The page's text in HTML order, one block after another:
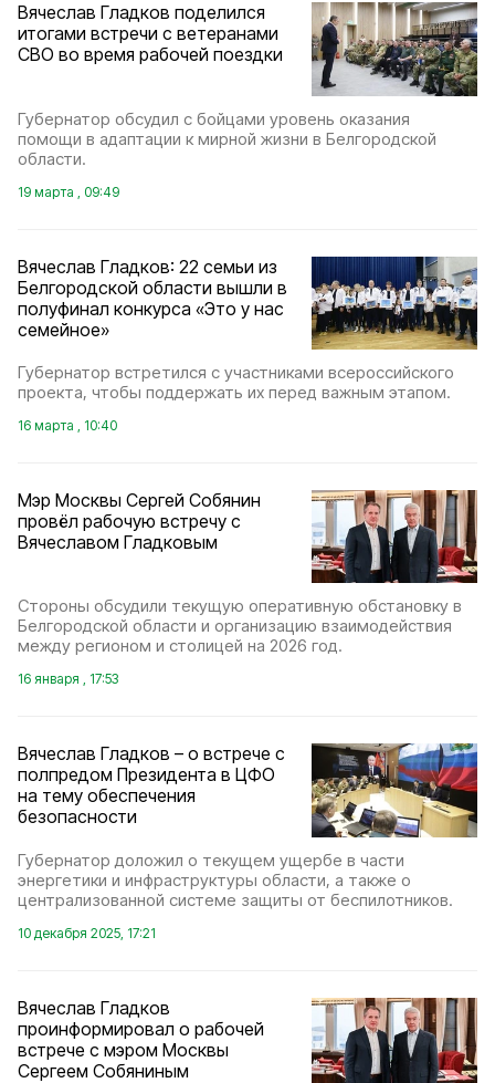
Вячеслав Гладков поделился
итогами встречи с ветеранами
СВО во время рабочей поездки
Губернатор обсудил с бойцами уровень оказания
помощи в адаптации к мирной жизни в Белгородской
области.
19 марта , 09:49
Вячеслав Гладков: 22 семьи из
Белгородской области вышли в
полуфинал конкурса «Это у нас
семейное»
Губернатор встретился с участниками всероссийского
проекта, чтобы поддержать их перед важным этапом.
16 марта , 10:40
Мэр Москвы Сергей Собянин
провёл рабочую встречу с
Вячеславом Гладковым
Стороны обсудили текущую оперативную обстановку в
Белгородской области и организацию взаимодействия
между регионом и столицей на 2026 год.
16 января , 17:53
Вячеслав Гладков – о встрече с
полпредом Президента в ЦФО
на тему обеспечения
безопасности
Губернатор доложил о текущем ущербе в части
энергетики и инфраструктуры области, а также о
централизованной системе защиты от беспилотников.
10 декабря 2025, 17:21
Вячеслав Гладков
проинформировал о рабочей
встрече с мэром Москвы
Сергеем Собяниным